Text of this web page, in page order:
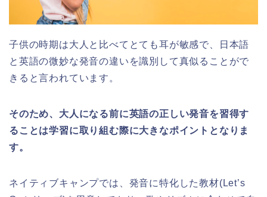
子供の時期は大人と比べてとても耳が敏感で、日本語
と英語の微妙な発音の違いを識別して真似ることがで
きると言われています。
そのため、大人になる前に英語の正しい発音を習得す
ることは学習に取り組む際に大きなポイントとなりま
す。
ネイティブキャンプでは、発音に特化した教材(Let’s